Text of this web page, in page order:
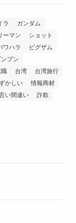
ラ
ガンダム
ーマン
ショット
ワハラ
ビグザム
ンプン
台湾
台湾旅行
かしい
情報商材
い間違い
詐欺